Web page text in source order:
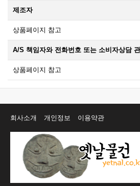
제조자
상품페이지 참고
A/S 책임자와 전화번호 또는 소비자상담
상품페이지 참고
회사소개 개인정보 이용약관